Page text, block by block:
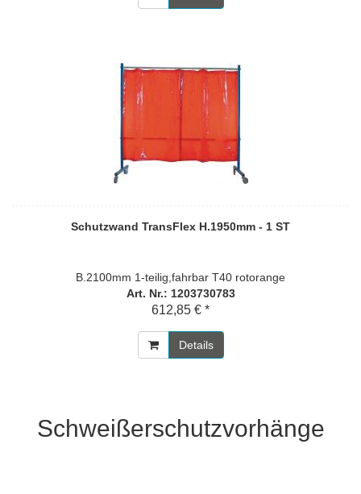
Schutzwand TransFlex H.1950mm - 1 ST
B.2100mm 1-teilig,fahrbar T40 rotorange
Art. Nr.: 1203730783
612,85 € *
Details
Schweißerschutzvorhänge